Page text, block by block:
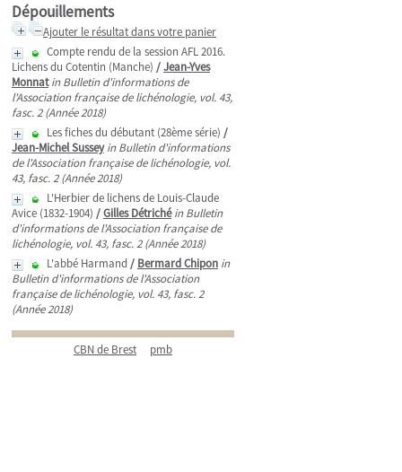
Dépouillements
Ajouter le résultat dans votre panier
Compte rendu de la session AFL 2016.
Lichens du Cotentin (Manche) /Jean-Yves
Monnat in Bulletin d'informations de
l'Association française de lichénologie, vol. 43,
fasc. 2 (Année 2018)
Les fiches du débutant (28ème série) /
Jean-Michel Sussey in Bulletin d'informations
de l'Association française de lichénologie, vol.
43, fasc. 2 (Année 2018)
L'Herbier de lichens de Louis-Claude
Avice (1832-1904) /Gilles Détriché in Bulletin
d'informations de l'Association française de
lichénologie, vol. 43, fasc. 2 (Année 2018)
L'abbé Harmand / Bermard Chipon in
Bulletin d'informations de l'Association
française de lichénologie, vol. 43, fasc. 2
(Année 2018)
CBN de Brest pmb